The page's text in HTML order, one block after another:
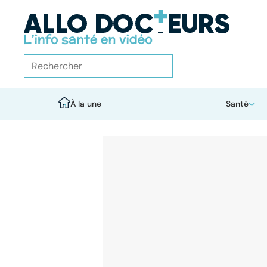
À la une Santé